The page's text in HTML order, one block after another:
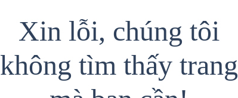
Xin lỗi, chúng tôi
không tìm thấy trang